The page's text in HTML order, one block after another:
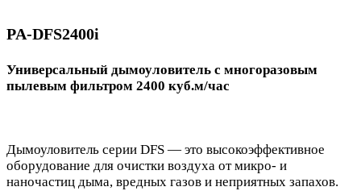
PA-DFS2400i
Универсальный дымоуловитель c многоразовым
пылевым фильтром 2400 куб.м/час
Дымоуловитель серии DFS — это высокоэффективное
оборудование для очистки воздуха от микро- и
наночастиц дыма, вредных газов и неприятных запахов.